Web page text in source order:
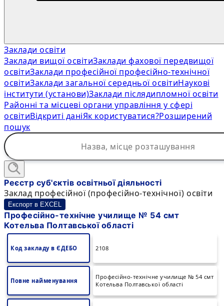
Заклади освіти
Заклади вищої освітиЗаклади фахової передвищої
освітиЗаклади професійної професійно-технічної
освітиЗаклади загальної середньої освітиНаукові
інститути (установи)Заклади післядипломної освіти
Районні та місцеві органи управління у сфері
освітиВідкриті даніЯк користуватися?Розширений
пошук
Реєстр суб'єктів освітньої діяльності
Заклад професійної (професійно-технічної) освіти
Експорт в EXCEL
Професійно-технічне училище № 54 смт
Котельва Полтавської області
Код закладу в ЄДЕБО 2108
Повне найменування
Професійно-технічне училище № 54 смт
Котельва Полтавської області